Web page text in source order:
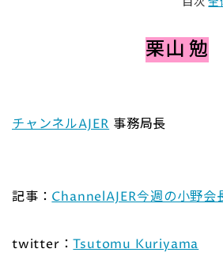
栗山 勉
チャンネルAJER 事務局長
記事： ChannelAJER今週の小野会
twitter：Tsutomu Kuriyama